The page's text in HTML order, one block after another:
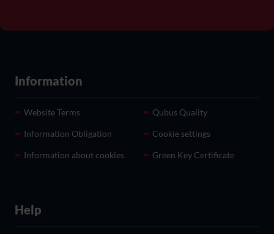
Information
Website Terms
Information Obligation
Information about cookies
Qubus Quality
Cookie settings
Green Key Certificate
Help